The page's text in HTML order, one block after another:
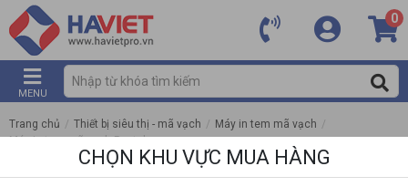
0
MENU
Trang chủ / Thiết bị siêu thị - mã vạch / Máy in tem mã vạch /
Máy in tem mã vạch Postek
CHỌN KHU VỰC MUA HÀNG